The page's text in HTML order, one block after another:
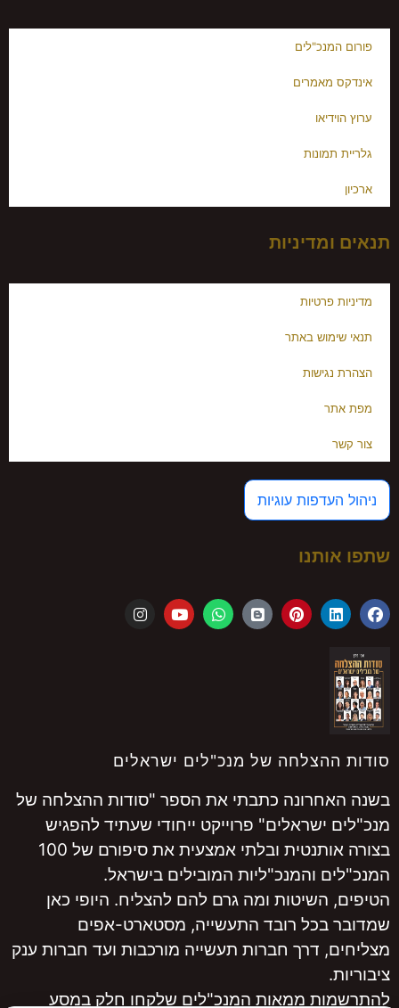
פורום המנכ"לים
אינדקס מאמרים
ערוץ הוידיאו
גלריית תמונות
ארכיון
תנאים ומדיניות
מדיניות פרטיות
תנאי שימוש באתר
הצהרת נגישות
מפת אתר
צור קשר
ניהול העדפות עוגיות
שתפו אותנו
סודות ההצלחה של מנכ"לים ישראלים
בשנה האחרונה כתבתי את הספר "סודות ההצלחה של
מנכ"לים ישראלים" פרוייקט ייחודי שעתיד להפגיש
בצורה אותנטית ובלתי אמצעית את סיפורם של 100
המנכ"לים והמנכ"ליות המובילים בישראל.
הטיפים, השיטות ומה גרם להם להצליח. היופי כאן
שמדובר בכל רובד התעשייה, מסטארט-אפים
מצליחים, דרך חברות תעשייה מורכבות ועד חברות ענק
ציבוריות.
להתרשמות ממאות המנכ"לים שלקחו חלק במסע